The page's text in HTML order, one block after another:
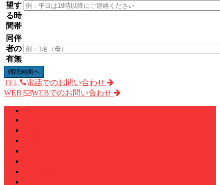
望す
る時
間帯
同伴
者の
有無
TEL
電話でのお問い合わせ
WEB
WEBでのお問い合わせ